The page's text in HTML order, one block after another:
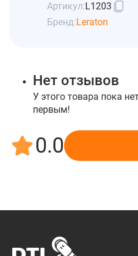
Артикул:L1203
Бренд:Leraton
Нет отзывов
У этого товара пока
первым!
0.0